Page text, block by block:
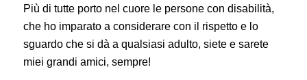
Più di tutte porto nel cuore le persone con disabilità,
che ho imparato a considerare con il rispetto e lo
sguardo che si dà a qualsiasi adulto, siete e sarete
miei grandi amici, sempre!